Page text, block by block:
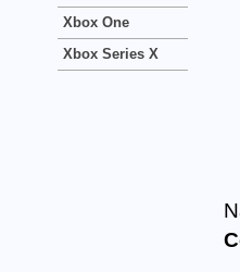
Xbox One
Xbox Series X